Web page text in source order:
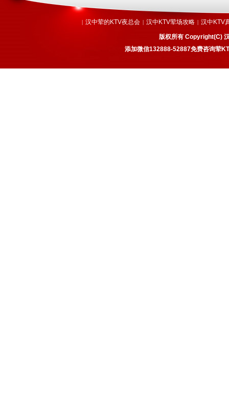
| 汉中荤的KTV夜总会 | 汉中KTV荤场攻略 | 汉中KTV
版权所有 Copyright(C)
添加微信132888-52887免费咨询荤